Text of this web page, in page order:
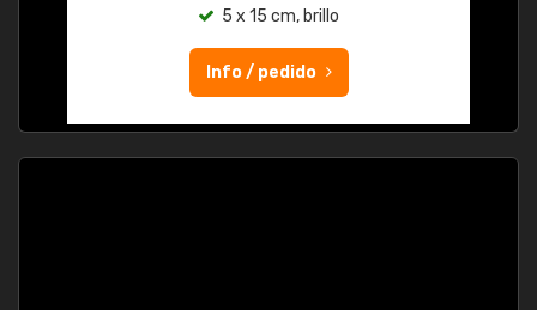
5 x 15 cm, brillo
Info / pedido